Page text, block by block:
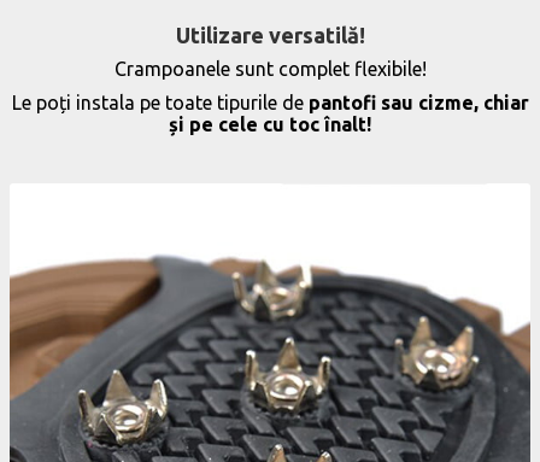
Utilizare versatilă!
Crampoanele sunt complet flexibile!
Le poți instala pe toate tipurile de pantofi sau cizme, chiar
și pe cele cu toc înalt!